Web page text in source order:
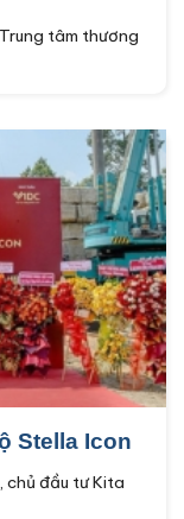
tâm thương
Stella Icon
chủ đầu tư Kita